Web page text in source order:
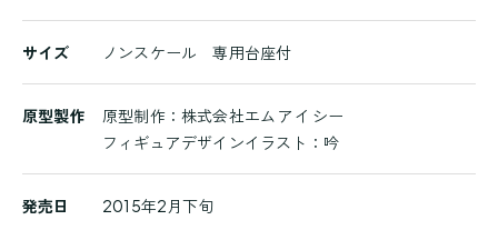
サイズ ノンスケール 専用台座付
原型製作
原型制作：株式会社エム アイ シー
フィギュアデザインイラスト：吟
発売日 2015年2月下旬